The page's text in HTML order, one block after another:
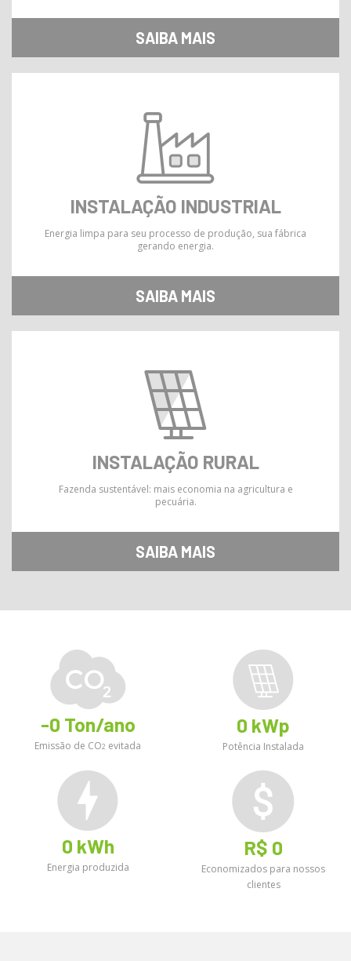
SAIBA MAIS
INSTALAÇÃO INDUSTRIAL
Energia limpa para seu processo de produção, sua fábrica
gerando energia.
SAIBA MAIS
INSTALAÇÃO RURAL
Fazenda sustentável: mais economia na agricultura e
pecuária.
SAIBA MAIS
-0 Ton/ano
Emissão de CO2 evitada
0 kWp
Potência Instalada
0 kWh
Energia produzida
R$ 0
Economizados para nossos
clientes